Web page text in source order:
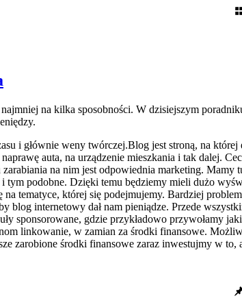
na kilka sposobności. W dzisiejszym
i głównie weny twórczej.Blog jest stroną, na
auta, na urządzenie mieszkania i tak dalej.
na nim jest odpowiednia marketing.
podobne. Dzięki temu będziemy mieli dużo
tematyce, której się podejmujemy. Bardziej
blog internetowy dał nam pieniądze. Przede
sponsorowane, gdzie przykładowo
linkowanie, w zamian za środki finansowe.
zarobione środki finansowe zaraz inwestujmy w